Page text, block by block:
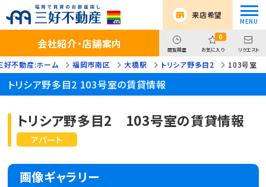
来店希望
会社紹介・店舗案内 閲覧履歴
0
お気に入り リクエスト
好不動産:ホーム 福岡市南区 大橋駅 トリシア野多目2 103号室
トリシア野多目2 103号室の賃貸情報
アパート
トリシア野多目2 103号室の賃貸情報
画像ギャラリー